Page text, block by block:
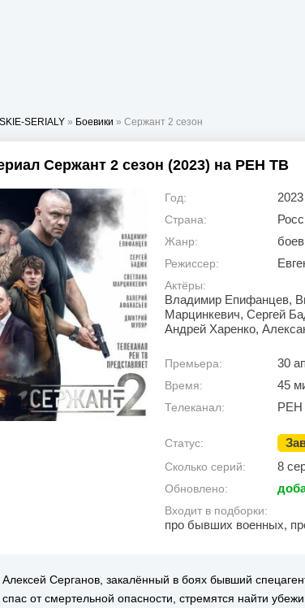
SERIALY » Боевики » Сержант 2 сезон
Сержант 2 сезон (2023) на РЕН ТВ
Год: 2023
Страна:
Жанр:
Режиссер:
Актёры:
Владимир Епифанцев,
Марцинкевич, Сергей
Андрей Харенко,
Премьера: 30
Время: 45
Телеканал: РЕН
Статус:
Сколько серий: 8
Обновлено:
Входит в подборки:
про бывших военных,
Алексей Серганов, закалённый в боях бывший
спас от смертельной опасности, стремятся найти